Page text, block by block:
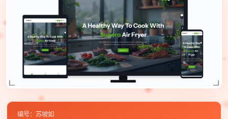
编号：苏坡如